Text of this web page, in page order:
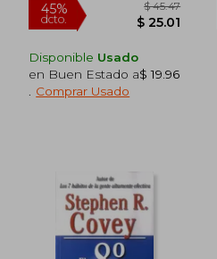
Disponible Usado
en Buen Estado a$ 19.96
Comprar Usado